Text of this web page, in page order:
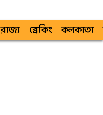
রাজ্য ব্রেকিং কলকাতা